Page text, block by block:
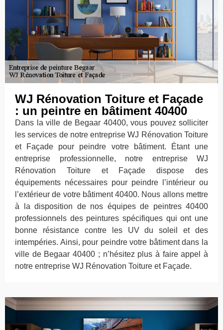
WJ Rénovation Toiture et Façade
: un peintre en bâtiment 40400
Dans la ville de Begaar 40400, vous pouvez solliciter
les services de notre entreprise WJ Rénovation Toiture
et Façade pour peindre votre bâtiment. Étant une
entreprise professionnelle, notre entreprise WJ
Rénovation Toiture et Façade dispose des
équipements nécessaires pour peindre l’intérieur ou
l’extérieur de votre bâtiment 40400. Nous allons mettre
à la disposition de nos équipes de peintres 40400
professionnels des peintures spécifiques qui ont une
bonne résistance contre les UV du soleil et des
intempéries. Ainsi, pour peindre votre bâtiment dans la
ville de Begaar 40400 ; n’hésitez plus à faire appel à
notre entreprise WJ Rénovation Toiture et Façade.